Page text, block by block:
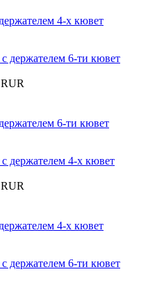
4-х кювет
RUR
6-ти кювет
RUR
4-х кювет